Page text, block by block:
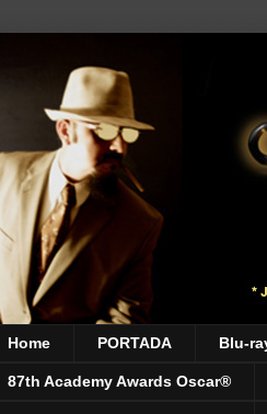
Home PORTADA Blu-
87th Academy Awards Oscar®